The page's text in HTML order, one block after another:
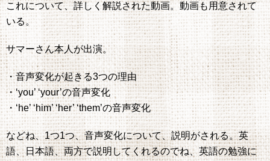
これについて、詳しく解説された動画。動画も用意されて
いる。
サマーさん本人が出演。
・音声変化が起きる3つの理由
・‘you’ ‘your’の音声変化
・‘he’ ‘him’ ‘her’ ‘them’の音声変化
などね、1つ1つ、音声変化について、説明がされる。英
語、日本語、両方で説明してくれるのでね、英語の勉強に